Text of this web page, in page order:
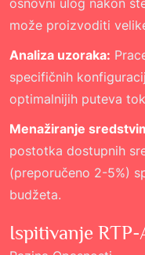
osnovni ulog nakon
može proizvoditi
Analiza uzoraka:
specifičnih
optimalnijih puteva
Menažiranje
postotka dostupnih
(preporučeno 2-5%)
budžeta.
Ispitivanje